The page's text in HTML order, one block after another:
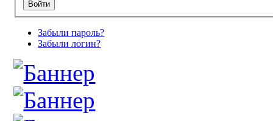
Забыли пароль?
Забыли логин?